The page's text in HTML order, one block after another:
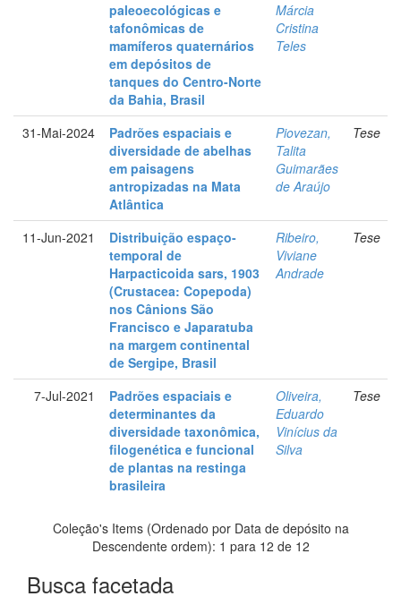
paleoecológicas e
tafonômicas de
mamíferos quaternários
em depósitos de
tanques do Centro-Norte
da Bahia, Brasil
Márcia
Cristina
Teles
31-Mai-2024
Padrões espaciais e
diversidade de abelhas
em paisagens
antropizadas na Mata
Atlântica
Piovezan,
Talita
Guimarães
de Araújo
Tese
11-Jun-2021
Distribuição espaço-
temporal de
Harpacticoida sars, 1903
(Crustacea: Copepoda)
nos Cânions São
Francisco e Japaratuba
na margem continental
de Sergipe, Brasil
Ribeiro,
Viviane
Andrade
Tese
7-Jul-2021
Padrões espaciais e
determinantes da
diversidade taxonômica,
filogenética e funcional
de plantas na restinga
brasileira
Oliveira,
Eduardo
Vinícius da
Silva
Tese
Coleção's Items (Ordenado por Data de depósito na
Descendente ordem): 1 para 12 de 12
Busca facetada